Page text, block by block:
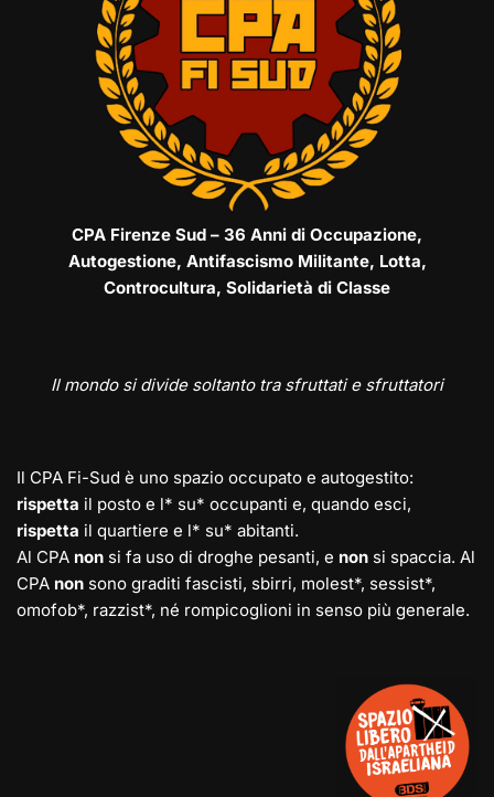
CPA Firenze Sud – 36 Anni di Occupazione,
Autogestione, Antifascismo Militante, Lotta,
Controcultura, Solidarietà di Classe
Il mondo si divide soltanto tra sfruttati e sfruttatori
Il CPA Fi-Sud è uno spazio occupato e autogestito:
rispetta il posto e l* su* occupanti e, quando esci,
rispetta il quartiere e l* su* abitanti.
Al CPA non si fa uso di droghe pesanti, e non si spaccia. Al
CPA non sono graditi fascisti, sbirri, molest*, sessist*,
omofob*, razzist*, né rompicoglioni in senso più generale.